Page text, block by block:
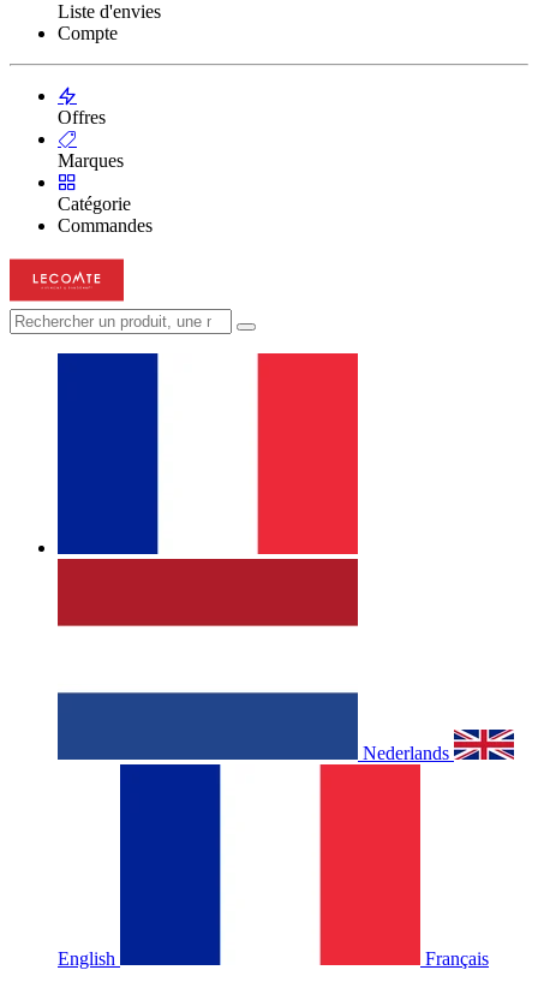
Liste d'envies
Compte
Offres
Marques
Catégorie
Commandes
Nederlands
English
Français